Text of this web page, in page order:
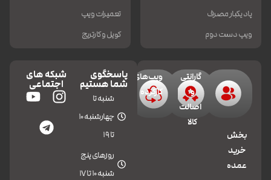
پاد یکبار مصرف
ویپ دست دوم
تعمیرات ویپ
کویل و کارتریج
بخش
خرید
عمده
گارانتی
و
اصالت
کالا
ویپ‌های
کارکرده
پاسخگوی
شما هستیم
شنبه تا
چهارشنبه 10
تا 19
روزهای پنج
شنبه 10 تا 17
شبکه های
اجتماعی